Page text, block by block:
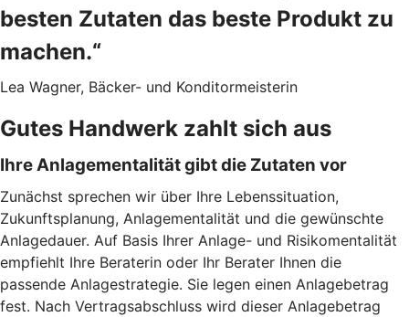
besten Zutaten das beste Produkt zu
machen.“
Lea Wagner, Bäcker- und Konditormeisterin
Gutes Handwerk zahlt sich aus
Ihre Anlagementalität gibt die Zutaten vor
Zunächst sprechen wir über Ihre Lebenssituation,
Zukunftsplanung, Anlagementalität und die gewünschte
Anlagedauer. Auf Basis Ihrer Anlage- und Risikomentalität
empfiehlt Ihre Beraterin oder Ihr Berater Ihnen die
passende Anlagestrategie. Sie legen einen Anlagebetrag
fest. Nach Vertragsabschluss wird dieser Anlagebetrag